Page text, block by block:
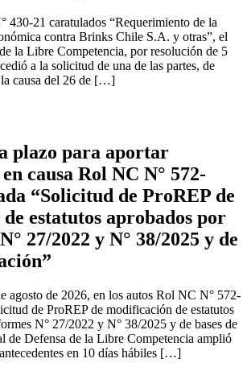
430-21 caratulados “Requerimiento de la
contra Brinks Chile S.A. y otras”, el
la Libre Competencia, por resolución de 5
a la solicitud de una de las partes, de
la causa del 26 de […]
plazo para aportar
causa Rol NC N° 572-
“Solicitud de ProREP de
estatutos aprobados por
27/2022 y N° 38/2025 y de
agosto de 2026, en los autos Rol NC N° 572-
de ProREP de modificación de estatutos
N° 27/2022 y N° 38/2025 y de bases de
de Defensa de la Libre Competencia amplió
en 10 días hábiles […]